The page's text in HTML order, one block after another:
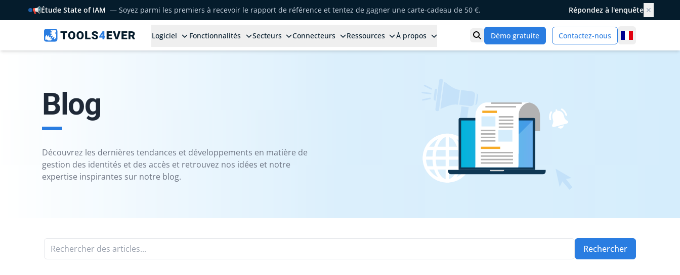
📢Étude State of IAM — Soyez parmi les premiers à recevoir le rapport de référence et tentez de gagner une carte-cadeau de 50 €. Répondez à l'enquête ✕
Logiciel Fonctionnalités Secteurs Connecteurs Ressources À propos Ouvrir la recherche
Démo gratuite Contactez-nous
Blog
Découvrez les dernières tendances et développements en matière de
gestion des identités et des accès et retrouvez nos idées et notre
expertise inspirantes sur notre blog.
Rechercher des articles... Rechercher